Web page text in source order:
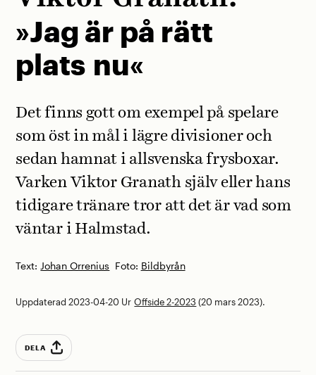
»Jag är på rätt
plats nu«
Text: Johan Orrenius Foto: Bildbyrån
Det finns gott om exempel på spelare
som öst in mål i lägre divisioner och
sedan hamnat i allsvenska frysboxar.
Varken Viktor Granath själv eller hans
tidigare tränare tror att det är vad som
väntar i Halmstad.
Uppdaterad 2023-04-20 UrOffside 2-2023 (20 mars 2023).
DELA